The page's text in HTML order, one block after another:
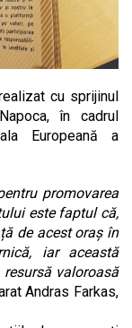
cu sprijinul
în cadrul
Europeană a
promovarea
este faptul că,
de acest oraș în
iar această
valoroasă
Andras Farkas,